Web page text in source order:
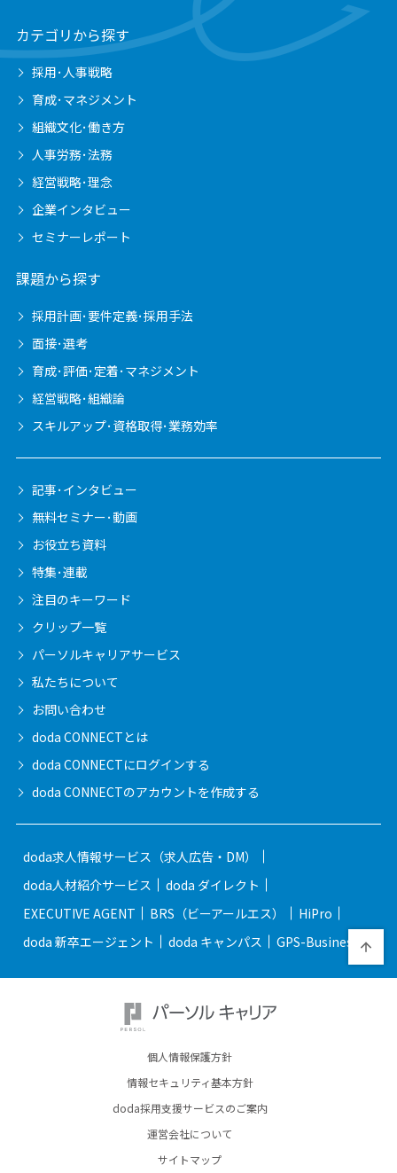
カテゴリから探す
採用･人事戦略
育成･マネジメント
組織文化･働き方
人事労務･法務
経営戦略･理念
企業インタビュー
セミナーレポート
課題から探す
採用計画･要件定義･採用手法
面接･選考
育成･評価･定着･マネジメント
経営戦略･組織論
スキルアップ･資格取得･業務効率
記事･インタビュー
無料セミナー･動画
お役立ち資料
特集･連載
注目のキーワード
クリップ一覧
パーソルキャリアサービス
私たちについて
お問い合わせ
doda CONNECTとは
doda CONNECTにログインする
doda CONNECTのアカウントを作成する
doda求人情報サービス（求人広告・DM）
doda人材紹介サービス
doda ダイレクト
EXECUTIVE AGENT
BRS（ビーアールエス）
HiPro
doda 新卒エージェント
doda キャンパス GPS-Business
個人情報保護方針
情報セキュリティ基本方針
doda採用支援サービスのご案内
運営会社について
サイトマップ